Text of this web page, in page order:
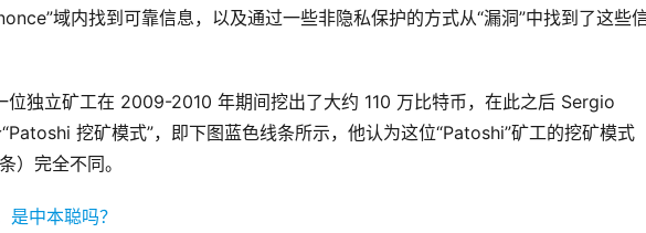
域内找到可靠信息，以及通过一些非隐私保护的方式从“漏洞”中找到了这些
独立矿工在 2009-2010 年期间挖出了大约 110 万比特币，在此之后 Sergio
挖矿模式”，即下图蓝色线条所示，他认为这位“Patoshi”矿工的挖矿模式
）完全不同。